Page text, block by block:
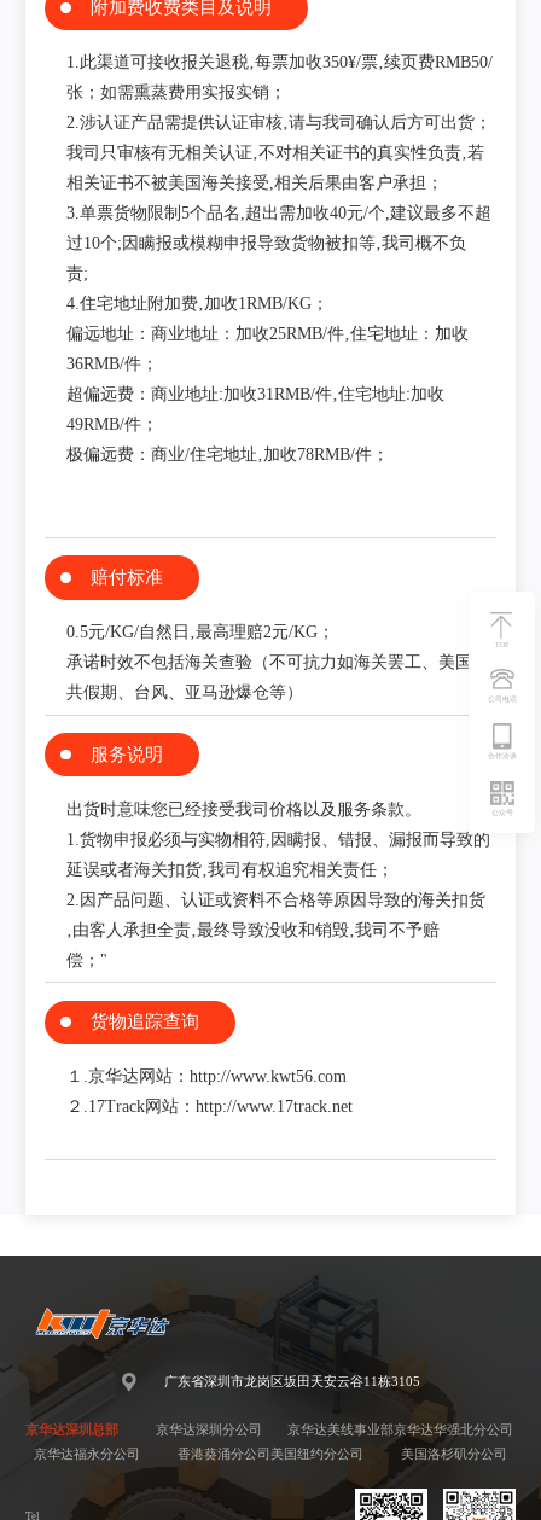
TOP
公司电话
合作洽谈
公众号
附加费收费类目及说明
1.此渠道可接收报关退税‚每票加收350¥/票‚续页费RMB50/
张；如需熏蒸费用实报实销；
2.涉认证产品需提供认证审核‚请与我司确认后方可出货；
我司只审核有无相关认证‚不对相关证书的真实性负责‚若
相关证书不被美国海关接受,相关后果由客户承担；
3.单票货物限制5个品名,超出需加收40元/个,建议最多不超
过10个;因瞒报或模糊申报导致货物被扣等‚我司概不负
责;
4.住宅地址附加费‚加收1RMB/KG；
偏远地址：商业地址：加收25RMB/件‚住宅地址：加收
36RMB/件；
超偏远费：商业地址:加收31RMB/件‚住宅地址:加收
49RMB/件；
极偏远费：商业/住宅地址‚加收78RMB/件；
赔付标准
0.5元/KG/自然日‚最高理赔2元/KG；
承诺时效不包括海关查验（不可抗力如海关罢工、美国公
共假期、台风、亚马逊爆仓等）
服务说明
出货时意味您已经接受我司价格以及服务条款。
1.货物申报必须与实物相符,因瞒报、错报、漏报而导致的
延误或者海关扣货‚我司有权追究相关责任；
2.因产品问题、认证或资料不合格等原因导致的海关扣货
‚由客人承担全责‚最终导致没收和销毁‚我司不予赔
偿；"
货物追踪查询
１.京华达网站：http://www.kwt56.com
２.17Track网站：http://www.17track.net
广东省深圳市龙岗区坂田天安云谷11栋3105
京华达深圳总部 京华达深圳分公司 京华达美线事业部京华达华强北分公司
京华达福永分公司
香港葵涌分公司美国纽约分公司 美国洛杉矶分公司
Tel